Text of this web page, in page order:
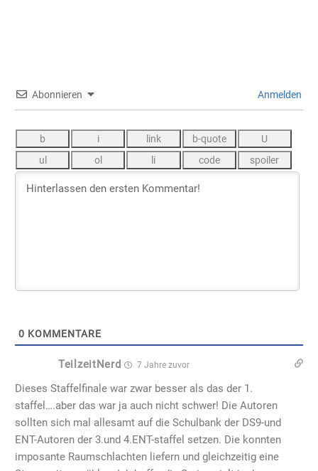
Abonnieren Anmelden
0 KOMMENTARE
TeilzeitNerd 7 Jahre zuvor
Dieses Staffelfinale war zwar besser als das der 1.
staffel….aber das war ja auch nicht schwer! Die Autoren
sollten sich mal allesamt auf die Schulbank der DS9-und
ENT-Autoren der 3.und 4.ENT-staffel setzen. Die konnten
imposante Raumschlachten liefern und gleichzeitig eine